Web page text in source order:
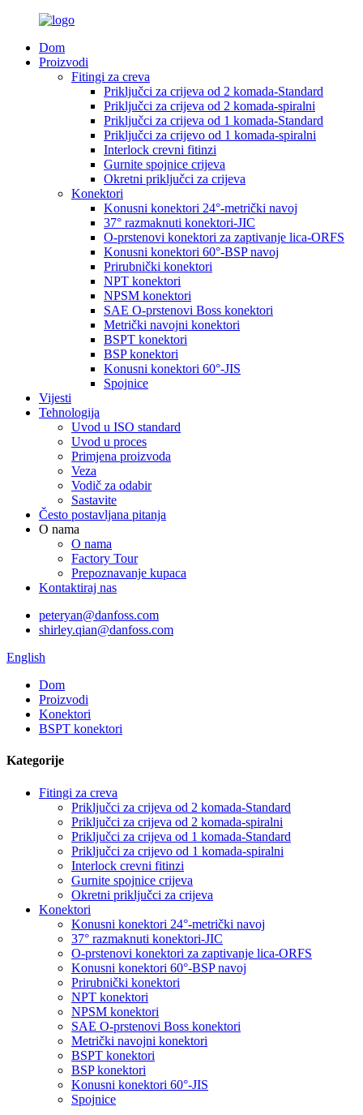
Dom
Proizvodi
Fitingi za creva
Priključci za crijeva od 2 komada-Standard
Priključci za crijeva od 2 komada-spiralni
Priključci za crijeva od 1 komada-Standard
Priključci za crijevo od 1 komada-spiralni
Interlock crevni fitinzi
Gurnite spojnice crijeva
Okretni priključci za crijeva
Konektori
Konusni konektori 24°-metrički navoj
37° razmaknuti konektori-JIC
O-prstenovi konektori za zaptivanje lica-ORFS
Konusni konektori 60°-BSP navoj
Prirubnički konektori
NPT konektori
NPSM konektori
SAE O-prstenovi Boss konektori
Metrički navojni konektori
BSPT konektori
BSP konektori
Konusni konektori 60°-JIS
Spojnice
Vijesti
Tehnologija
Uvod u ISO standard
Uvod u proces
Primjena proizvoda
Veza
Vodič za odabir
Sastavite
Često postavljana pitanja
O nama
O nama
Factory Tour
Prepoznavanje kupaca
Kontaktiraj nas
peteryan@danfoss.com
shirley.qian@danfoss.com
English
Dom
Proizvodi
Konektori
BSPT konektori
Kategorije
Fitingi za creva
Priključci za crijeva od 2 komada-Standard
Priključci za crijeva od 2 komada-spiralni
Priključci za crijeva od 1 komada-Standard
Priključci za crijevo od 1 komada-spiralni
Interlock crevni fitinzi
Gurnite spojnice crijeva
Okretni priključci za crijeva
Konektori
Konusni konektori 24°-metrički navoj
37° razmaknuti konektori-JIC
O-prstenovi konektori za zaptivanje lica-ORFS
Konusni konektori 60°-BSP navoj
Prirubnički konektori
NPT konektori
NPSM konektori
SAE O-prstenovi Boss konektori
Metrički navojni konektori
BSPT konektori
BSP konektori
Konusni konektori 60°-JIS
Spojnice